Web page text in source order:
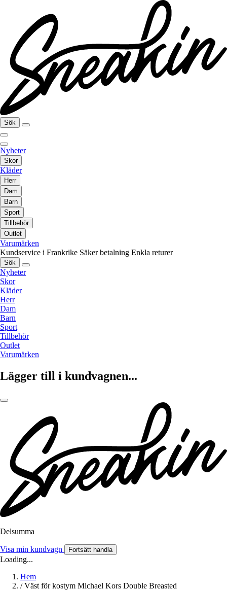
Sök
Nyheter
Skor
Kläder
Herr
Dam
Barn
Sport
Tillbehör
Outlet
Varumärken
Kundservice i Frankrike Säker betalning Enkla returer
Sök
Nyheter
Skor
Kläder
Herr
Dam
Barn
Sport
Tillbehör
Outlet
Varumärken
Lägger till i kundvagnen...
Delsumma
Visa min kundvagn Fortsätt handla
Loading...
Hem
/ Väst för kostym Michael Kors Double Breasted